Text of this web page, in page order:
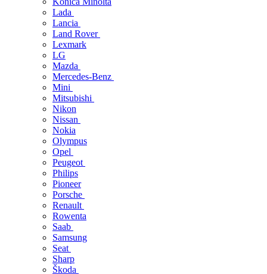
Lada
Lancia
Land Rover
Lexmark
LG
Mazda
Mercedes-Benz
Mini
Mitsubishi
Nikon
Nissan
Nokia
Olympus
Opel
Peugeot
Philips
Pioneer
Porsche
Renault
Rowenta
Saab
Samsung
Seat
Sharp
Škoda